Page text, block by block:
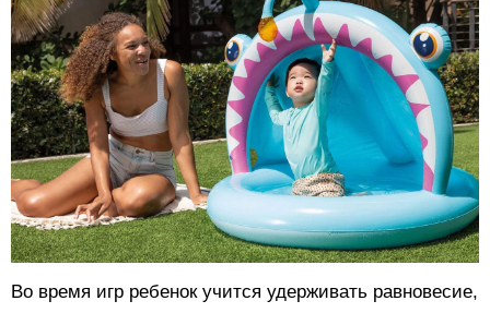
Во время игр ребенок учится удерживать равновесие,